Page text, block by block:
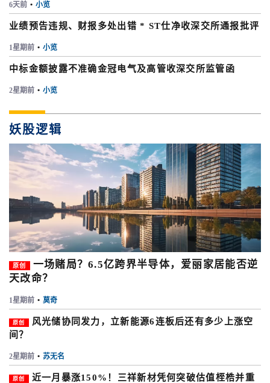
6天前 • 小览
业绩预告违规、财报多处出错 * ST仕净收深交所通报批评
1星期前 • 小览
中标金额披露不准确金冠电气及高管收深交所监管函
2星期前 • 小览
妖股逻辑
原创
一场赌局？6.5亿跨界半导体，爱丽家居能否逆
天改命？
1星期前 • 莫奇
原创
风光储协同发力，立新能源6连板后还有多少上涨空
间？
2星期前 • 苏无名
原创
近一月暴涨150%！三祥新材凭何突破估值桎梏并重